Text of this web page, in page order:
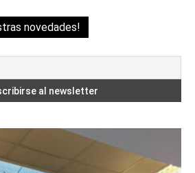
novedades!